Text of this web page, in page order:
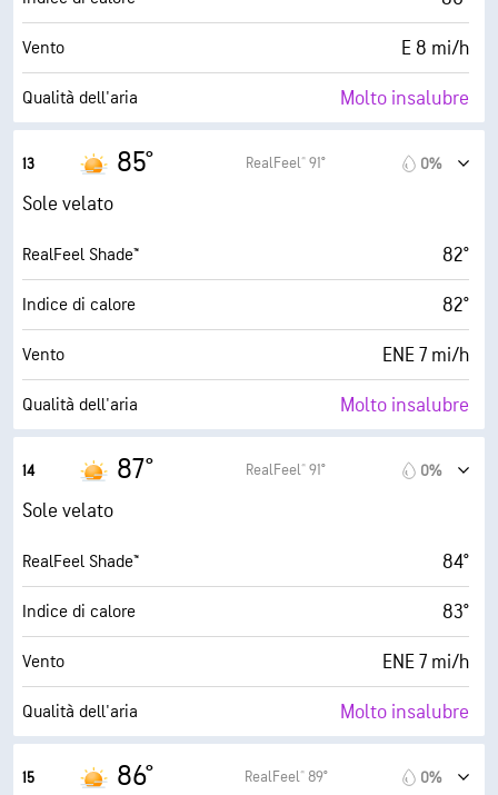
Nuvolosità 0%
Visibilità 6 mi
Vento E 8 mi/h
Qualità dell'aria Molto insalubre
Indice UV max
Raffiche
Umidità 17%
Punto di rugiada 34° F
AccuLumen Brightness Index™ 10 (Molto luminoso)
Nuvolosità 0%
13 85° RealFeel® 91° 0%
Sole velato
RealFeel Shade™ 82°
Indice di calore 82°
Vento ENE 7 mi/h
Qualità dell'aria Molto insalubre
Indice UV max
Raffiche
Umidità 16%
Punto di rugiada 34° F
AccuLumen Brightness Index™ 10 (Molto luminoso)
Nuvolosità 0%
14 87° RealFeel® 91° 0%
Sole velato
RealFeel Shade™ 84°
Indice di calore 83°
Vento ENE 7 mi/h
Qualità dell'aria Molto insalubre
Indice UV max
15 86° RealFeel® 89° 0%